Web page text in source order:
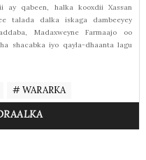
ay qabeen, halka kooxdii Xassan
talada dalka iskaga dambeeyey
Madaxweyne Farmaajo oo
shacabka iyo qayla-dhaanta lagu
# WARARKA